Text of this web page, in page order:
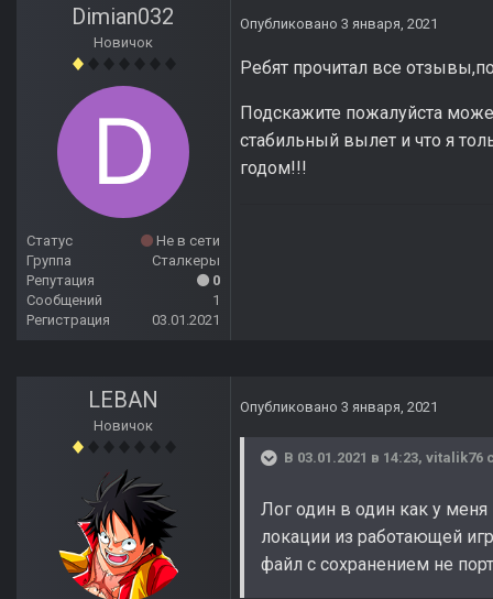
Dimian032
Новичок
Статус
Не в сети
Группа
Сталкеры
Репутация
0
Сообщений
1
Регистрация
03.01.2021
Опубликовано 3 января, 2021
Ребят прочитал все
Подскажите пожалуйста
стабильный вылет и что я
годом!!!
LEBAN
Новичок
Опубликовано 3 января, 2021
В 03.01.2021 в 14:23, vitalik76
Лог один в один как у
локации из работающей
файл с сохранением не